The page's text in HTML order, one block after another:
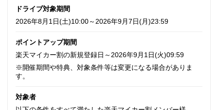
ドライブ対象期間
2026年8月1日(土)10:00～2026年9月7日(月)23:59
ポイントアップ期間
楽天マイカー割の新規登録日～2026年9月1日(火)09:59
※開催期間や特典、対象条件等は変更になる場合がありま
す。
対象者